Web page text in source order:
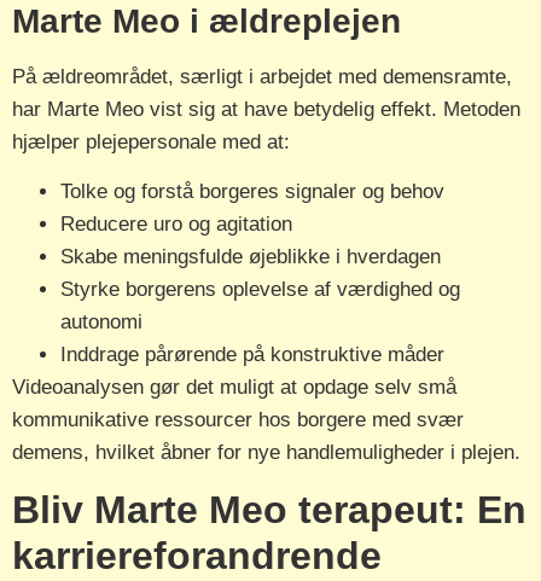
Marte Meo i ældreplejen
På ældreområdet, særligt i arbejdet med demensramte,
har Marte Meo vist sig at have betydelig effekt. Metoden
hjælper plejepersonale med at:
Tolke og forstå borgeres signaler og behov
Reducere uro og agitation
Skabe meningsfulde øjeblikke i hverdagen
Styrke borgerens oplevelse af værdighed og
autonomi
Inddrage pårørende på konstruktive måder
Videoanalysen gør det muligt at opdage selv små
kommunikative ressourcer hos borgere med svær
demens, hvilket åbner for nye handlemuligheder i plejen.
Bliv Marte Meo terapeut: En
karriereforandrende